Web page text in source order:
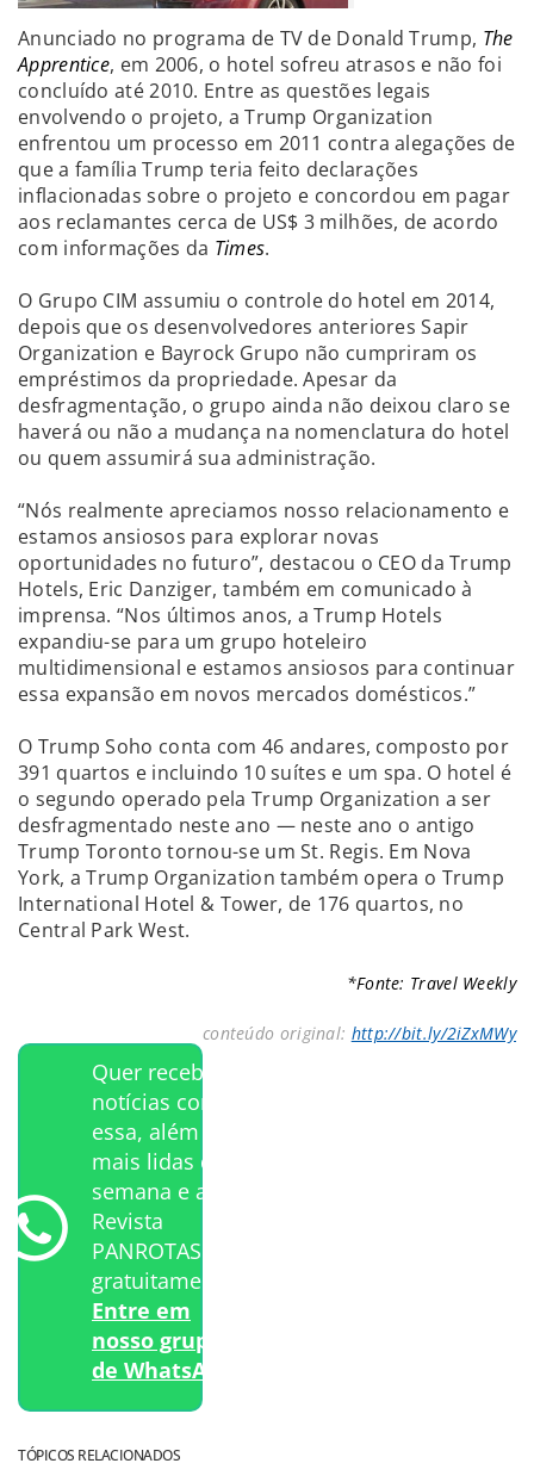
Anunciado no programa de TV de Donald Trump, The
Apprentice, em 2006, o hotel sofreu atrasos e não foi
concluído até 2010. Entre as questões legais
envolvendo o projeto, a Trump Organization
enfrentou um processo em 2011 contra alegações de
que a família Trump teria feito declarações
inflacionadas sobre o projeto e concordou em pagar
aos reclamantes cerca de US$ 3 milhões, de acordo
com informações da Times.
O Grupo CIM assumiu o controle do hotel em 2014,
depois que os desenvolvedores anteriores Sapir
Organization e Bayrock Grupo não cumpriram os
empréstimos da propriedade. Apesar da
desfragmentação, o grupo ainda não deixou claro se
haverá ou não a mudança na nomenclatura do hotel
ou quem assumirá sua administração.
“Nós realmente apreciamos nosso relacionamento e
estamos ansiosos para explorar novas
oportunidades no futuro”, destacou o CEO da Trump
Hotels, Eric Danziger, também em comunicado à
imprensa. “Nos últimos anos, a Trump Hotels
expandiu-se para um grupo hoteleiro
multidimensional e estamos ansiosos para continuar
essa expansão em novos mercados domésticos.”
O Trump Soho conta com 46 andares, composto por
391 quartos e incluindo 10 suítes e um spa. O hotel é
o segundo operado pela Trump Organization a ser
desfragmentado neste ano — neste ano o antigo
Trump Toronto tornou-se um St. Regis. Em Nova
York, a Trump Organization também opera o Trump
International Hotel & Tower, de 176 quartos, no
Central Park West.
*Fonte: Travel Weekly
conteúdo original: http://bit.ly/2iZxMWy
Quer receber
notícias como
essa, além das
mais lidas da
semana e a
Revista
PANROTAS
gratuitamente?
Entre em
nosso grupo
de WhatsApp.
TÓPICOS RELACIONADOS